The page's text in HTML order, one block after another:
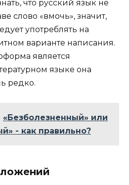
что русский язык не
слово «вмочь», значит,
употреблять на
варианте написания.
является
языке она
редко.
«Безболезненный» или
- как правильно?